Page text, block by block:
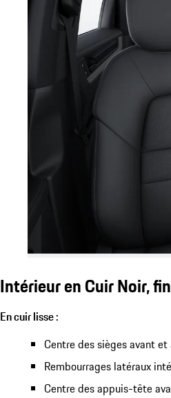
Intérieur en Cuir Noir,
En cuir lisse :
Centre des sièges avant et
Rembourrages latéraux
Centre des appuis-tête